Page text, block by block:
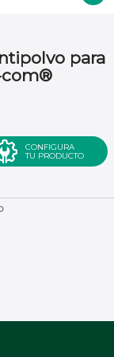
para
com®
CONFIGURA
TU PRODUCTO